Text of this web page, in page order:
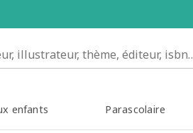
enfants Parascolaire